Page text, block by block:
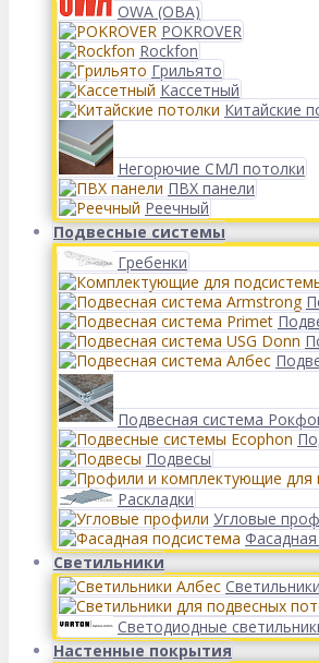
OWA (ОВА)
POKROVER
Rockfon
Грильято
Кассетный
Китайские
Негорючие СМЛ потолки
ПВХ панели
Реечный
Подвесные системы
Гребенки
Подвесная система
Подвесы
Раскладки
Угловые
Светильники
Светодиодные
Настенные покрытия